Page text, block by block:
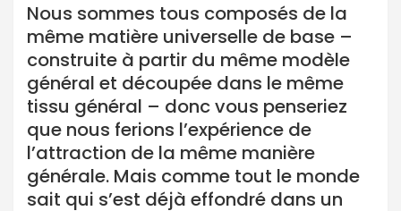
Nous sommes tous composés de la
même matière universelle de base –
construite à partir du même modèle
général et découpée dans le même
tissu général – donc vous penseriez
que nous ferions l’expérience de
l’attraction de la même manière
générale. Mais comme tout le monde
sait qui s’est déjà effondré dans un